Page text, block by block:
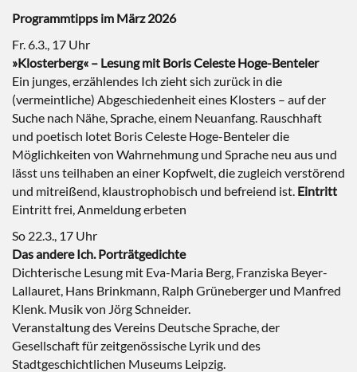
Programmtipps im März 2026
Fr. 6.3., 17 Uhr
»Klosterberg« – Lesung mit Boris Celeste Hoge-Benteler
Ein junges, erzählendes Ich zieht sich zurück in die
(vermeintliche) Abgeschiedenheit eines Klosters – auf der
Suche nach Nähe, Sprache, einem Neuanfang. Rauschhaft
und poetisch lotet Boris Celeste Hoge-Benteler die
Möglichkeiten von Wahrnehmung und Sprache neu aus und
lässt uns teilhaben an einer Kopfwelt, die zugleich verstörend
und mitreißend, klaustrophobisch und befreiend ist. Eintritt
Eintritt frei, Anmeldung erbeten
So 22.3., 17 Uhr
Das andere Ich. Porträtgedichte
Dichterische Lesung mit Eva-Maria Berg, Franziska Beyer-
Lallauret, Hans Brinkmann, Ralph Grüneberger und Manfred
Klenk. Musik von Jörg Schneider.
Veranstaltung des Vereins Deutsche Sprache, der
Gesellschaft für zeitgenössische Lyrik und des
Stadtgeschichtlichen Museums Leipzig.